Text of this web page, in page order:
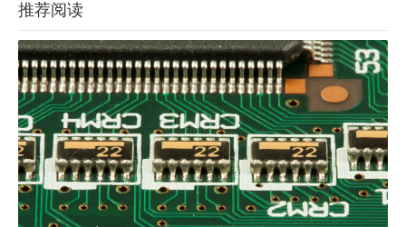
推荐阅读